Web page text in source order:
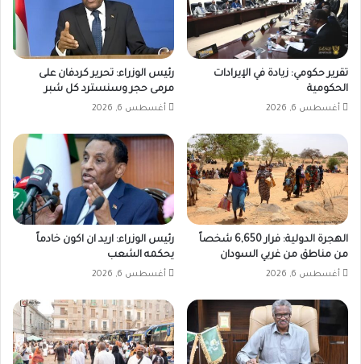
تقرير حكومي: زيادة في الإيرادات
الحكومية
أغسطس 6, 2026
رئيس الوزراء: تحرير كردفان على
مرمى حجر وسنسترد كل شبر
أغسطس 6, 2026
الهجرة الدولية: فرار 6,650 شخصاً
من مناطق من غربي السودان
أغسطس 6, 2026
رئيس الوزراء: اريد ان اكون خادماً
يحكمه الشعب
أغسطس 6, 2026